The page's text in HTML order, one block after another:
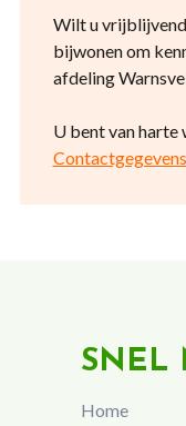
Wilt u
bijwonen om
afdeling
U bent van harte
Contactgegevens
SNEL
Home